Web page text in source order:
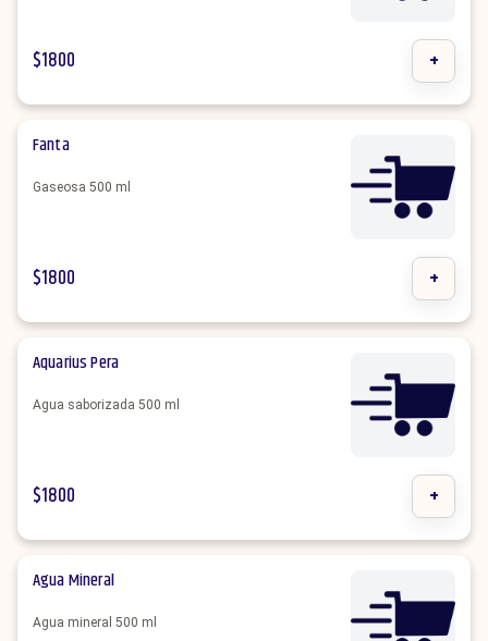
$1800 +
Fanta
Gaseosa 500 ml
$1800 +
Aquarius Pera
Agua saborizada 500 ml
$1800 +
Agua Mineral
Agua mineral 500 ml